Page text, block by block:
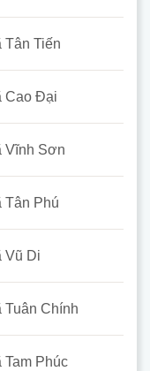
Tân Tiến
Cao Đại
Vĩnh Sơn
Tân Phú
Vũ Di
Tuân Chính
Tam Phúc